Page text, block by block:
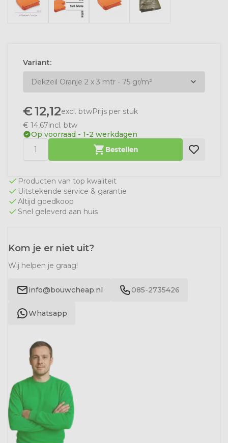
Variant:
€12,12excl. btwPrijs per stuk
€ 14,67incl. btw
Op voorraad - 1-2 werkdagen
Bestellen
Producten van top kwaliteit
Uitstekende service & garantie
Altijd goedkoop
Snel geleverd aan huis
Kom je er niet uit?
Wij helpen je graag!
info@bouwcheap.nl 085-2735426
Whatsapp